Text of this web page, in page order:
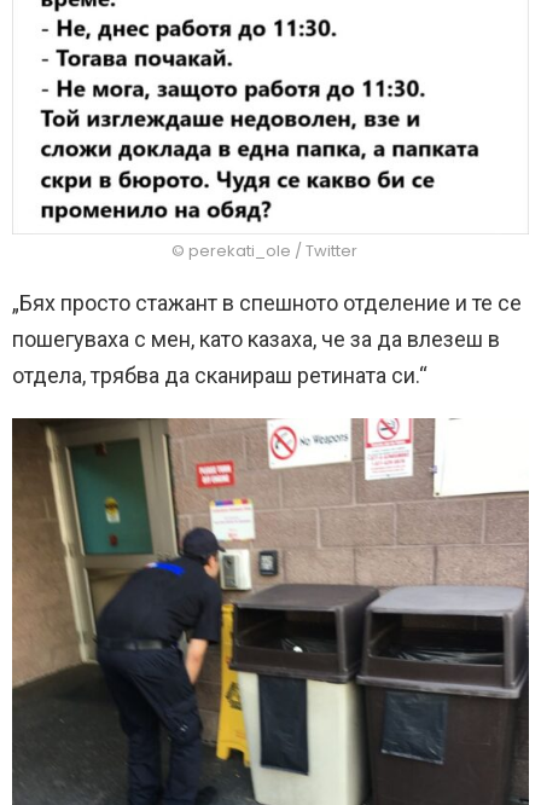
© perekati_ole / Twitter
„Бях просто стажант в спешното отделение и те се
пошегуваха с мен, като казаха, че за да влезеш в
отдела, трябва да сканираш ретината си.“